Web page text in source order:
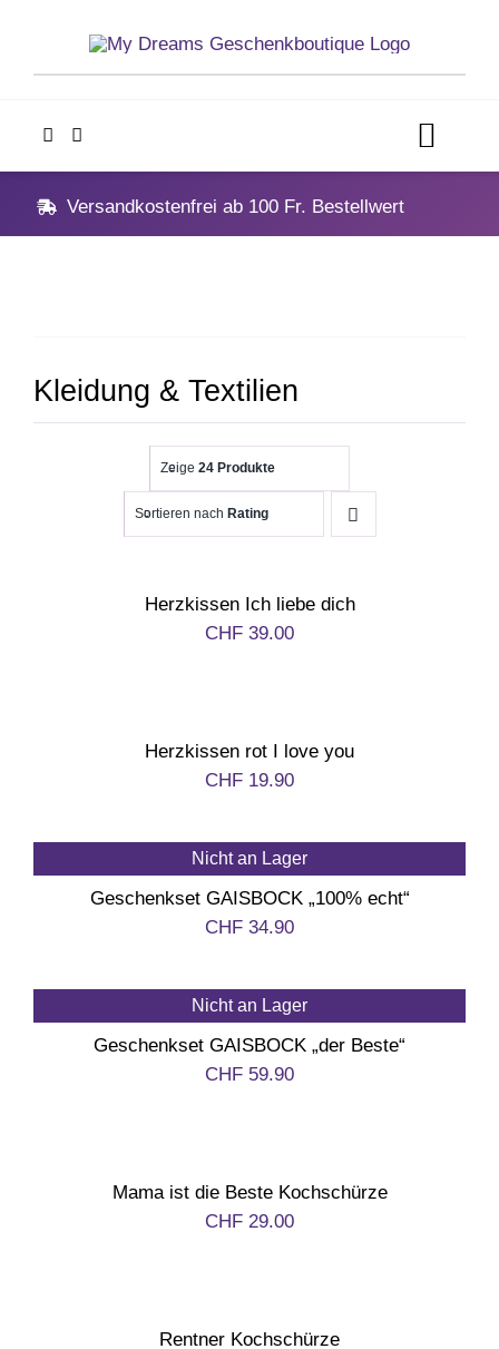
content
Home
Vatertag
Hochzeit,
Polterabend
Geburt
Versandkostenfrei ab 100 Fr. Bestellwert
Kleidung & Textilien
Zeige 24 Produkte
Sortieren nach Rating
Herzkissen Ich liebe dich
CHF 39.00
Herzkissen rot I love you
CHF 19.90
Nicht an Lager
Geschenkset GAISBOCK „100% echt“
CHF 34.90
Nicht an Lager
Geschenkset GAISBOCK „der Beste“
CHF 59.90
Mama ist die Beste Kochschürze
CHF 29.00
Rentner Kochschürze